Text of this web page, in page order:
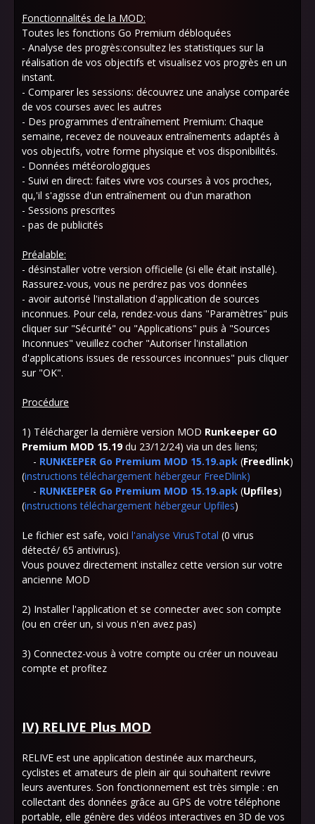
Fonctionnalités de la MOD:
Toutes les fonctions Go Premium débloquées
- Analyse des progrès:consultez les statistiques sur la
réalisation de vos objectifs et visualisez vos progrès en un
instant.
- Comparer les sessions: découvrez une analyse comparée
de vos courses avec les autres
- Des programmes d'entraînement Premium: Chaque
semaine, recevez de nouveaux entraînements adaptés à
vos objectifs, votre forme physique et vos disponibilités.
- Données météorologiques
- Suivi en direct: faites vivre vos courses à vos proches,
qu,'il s'agisse d'un entraînement ou d'un marathon
- Sessions prescrites
- pas de publicités
Préalable:
- désinstaller votre version officielle (si elle était installé).
Rassurez-vous, vous ne perdrez pas vos données
- avoir autorisé l'installation d'application de sources
inconnues. Pour cela, rendez-vous dans "Paramètres" puis
cliquer sur "Sécurité" ou "Applications" puis à "Sources
Inconnues" veuillez cocher "Autoriser l'installation
d'applications issues de ressources inconnues" puis cliquer
sur "OK".
Procédure
1) Télécharger la dernière version MOD Runkeeper GO
Premium MOD 15.19du 23/12/24) via un des liens;
- RUNKEEPER Go Premium MOD 15.19.apk (Freedlink)
(instructions téléchargement hébergeur FreeDlink)
- RUNKEEPER Go Premium MOD 15.19.apk (Upfiles)
(instructions téléchargement hébergeur Upfiles)
Le fichier est safe, voici l'analyse VirusTotal (0 virus
détecté/ 65 antivirus).
Vous pouvez directement installez cette version sur votre
ancienne MOD
2) Installer l'application et se connecter avec son compte
(ou en créer un, si vous n'en avez pas)
3) Connectez-vous à votre compte ou créer un nouveau
compte et profitez
IV) RELIVE Plus MOD
RELIVE est une application destinée aux marcheurs,
cyclistes et amateurs de plein air qui souhaitent revivre
leurs aventures. Son fonctionnement est très simple : en
collectant des données grâce au GPS de votre téléphone
portable, elle génère des vidéos interactives en 3D de vos